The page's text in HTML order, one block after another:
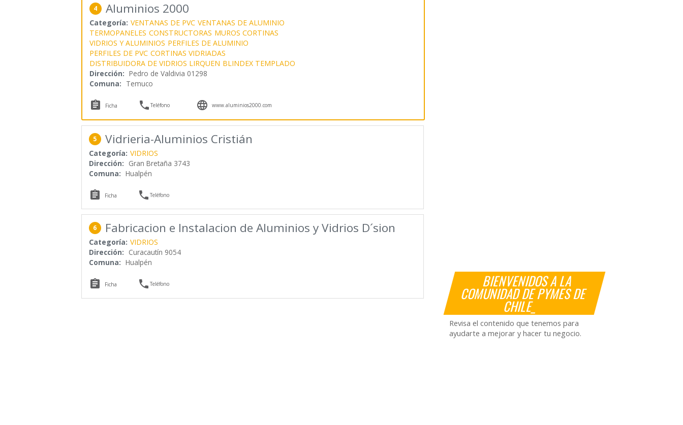
BIENVENIDOS A LA
COMUNIDAD DE PYMES DE
CHILE_
Revisa el contenido que tenemos para
ayudarte a mejorar y hacer tu negocio.
4 Aluminios 2000
Categoría: VENTANAS DE PVC VENTANAS DE ALUMINIO
TERMOPANELES CONSTRUCTORAS MUROS CORTINAS
VIDRIOS Y ALUMINIOS PERFILES DE ALUMINIO
PERFILES DE PVC CORTINAS VIDRIADAS
DISTRIBUIDORA DE VIDRIOS LIRQUEN BLINDEX TEMPLADO
Dirección: Pedro de Valdivia 01298
Comuna: Temuco
 Ficha Teléfono  www.aluminios2000.com
5 Vidrieria-Aluminios Cristián
Categoría: VIDRIOS
Dirección: Gran Bretaña 3743
Comuna: Hualpén
 Ficha Teléfono
6 Fabricacion e Instalacion de Aluminios y Vidrios D´sion
Categoría: VIDRIOS
Dirección: Curacautín 9054
Comuna: Hualpén
 Ficha Teléfono